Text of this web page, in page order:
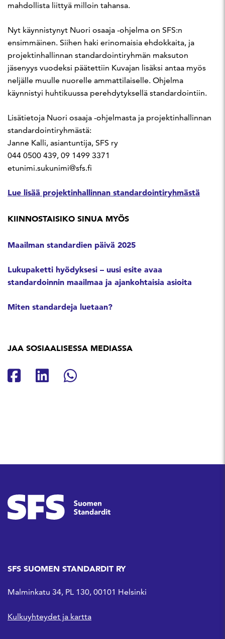
mahdollista liittyä milloin tahansa.
Nyt käynnistynyt Nuori osaaja -ohjelma on SFS:n
ensimmäinen. Siihen haki erinomaisia ehdokkaita, ja
projektinhallinnan standardointiryhmän maksuton
jäsenyys vuodeksi päätettiin Kuvajan lisäksi antaa myös
neljälle muulle nuorelle ammattilaiselle. Ohjelma
käynnistyi huhtikuussa perehdytyksellä standardointiin.
Lisätietoja Nuori osaaja -ohjelmasta ja projektinhallinnan
standardointiryhmästä:
Janne Kalli, asiantuntija, SFS ry
044 0500 439, 09 1499 3371
etunimi.sukunimi@sfs.fi
Lue lisää projektinhallinnan standardointiryhmästä
KIINNOSTAISIKO SINUA MYÖS
Maailman standardien päivä 2025
Lukupaketti hyödyksesi – uusi esite avaa
standardoinnin maailmaa ja ajankohtaisia asioita
Miten standardeja luetaan?
JAA SOSIAALISESSA MEDIASSA
Jaa Facebookissa
Jaa Linkedinissä
Jaa Whatsappissa
SFS SUOMEN STANDARDIT RY
Malminkatu 34, PL 130, 00101 Helsinki
Kulkuyhteydet ja kartta